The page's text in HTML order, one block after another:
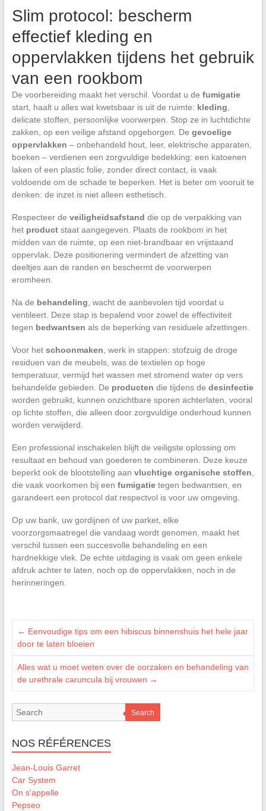
Slim protocol: bescherm
effectief kleding en
oppervlakken tijdens het gebruik
van een rookbom
De voorbereiding maakt het verschil. Voordat u de fumigatie
start, haalt u alles wat kwetsbaar is uit de ruimte: kleding
delicate stoffen, persoonlijke voorwerpen. Stop ze in luchtdichte
zakken, op een veilige afstand opgeborgen. De gevoelige
oppervlakken – onbehandeld hout, leer, elektrische apparaten,
boeken – verdienen een zorgvuldige bedekking: een katoenen
laken of een plastic folie, zonder direct contact, is vaak
voldoende om de schade te beperken. Het is beter om vooruit te
denken: de inzet is niet alleen esthetisch.
Respecteer de veiligheidsafstand die op de verpakking van
het productstaat aangegeven. Plaats de rookbom in het
midden van de ruimte, op een niet-brandbaar en vrijstaand
oppervlak. Deze positionering vermindert de afzetting van
deeltjes aan de randen en beschermt de voorwerpen
eromheen.
Na de behandeling , wacht de aanbevolen tijd voordat u
ventileert. Deze stap is bepalend voor zowel de effectiviteit
tegen bedwantsen als de beperking van residuele afzettingen.
Voor het schoonmaken , werk in stappen: stofzuig de droge
residuen van de meubels, was de textielen op hoge
temperatuur, vermijd het wassen met stromend water op vers
behandelde gebieden. De producten die tijdens de desinfectie
worden gebruikt, kunnen onzichtbare sporen achterlaten, vooral
op lichte stoffen, die alleen door zorgvuldige onderhoud kunnen
worden verwijderd.
Een professional inschakelen blijft de veiligste oplossing om
resultaat en behoud van goederen te combineren. Deze keuze
beperkt ook de blootstelling aan vluchtige organische stoffen
die vaak voorkomen bij een fumigatietegen bedwantsen, en
garandeert een protocol dat respectvol is voor uw omgeving.
Op uw bank, uw gordijnen of uw parket, elke
voorzorgsmaatregel die vandaag wordt genomen, maakt het
verschil tussen een succesvolle behandeling en een
hardnekkige vlek. De echte uitdaging is vaak om geen enkele
afdruk achter te laten, noch op de oppervlakken, noch in de
herinneringen.
← Eenvoudige tips om een hibiscus binnenshuis het hele jaar
door te laten bloeien
Alles wat u moet weten over de oorzaken en behandeling van
de urethrale caruncula bij vrouwen →
Search
NOS RÉFÉRENCES
Jean-Louis Garret
Car System
On s'appelle
Pepseo